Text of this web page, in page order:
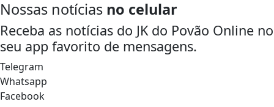
Nossas notícias no celular
Receba as notícias do JK do Povão Online no
seu app favorito de mensagens.
Telegram
Whatsapp
Facebook